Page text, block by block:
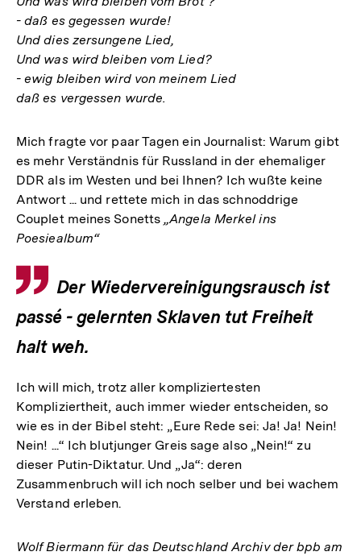
- daß es gegessen wurde!
Und dies zersungene Lied,
Und was wird bleiben vom Lied?
- ewig bleiben wird von meinem Lied
daß es vergessen wurde.
Mich fragte vor paar Tagen ein Journalist: Warum gibt
es mehr Verständnis für Russland in der ehemaliger
DDR als im Westen und bei Ihnen? Ich wußte keine
Antwort ... und rettete mich in das schnoddrige
Couplet meines Sonetts„Angela Merkel ins
Poesiealbum“
Zitat
Der Wiedervereinigungsrausch ist
passé - gelernten Sklaven tut Freiheit
halt weh.
Ich will mich, trotz aller kompliziertesten
Kompliziertheit, auch immer wieder entscheiden, so
wie es in der Bibel steht: „Eure Rede sei: Ja! Ja! Nein!
Nein! ...“ Ich blutjunger Greis sage also „Nein!“ zu
dieser Putin-Diktatur. Und „Ja“: deren
Zusammenbruch will ich noch selber und bei wachem
Verstand erleben.
Wolf Biermann für das Deutschland Archiv der bpb am